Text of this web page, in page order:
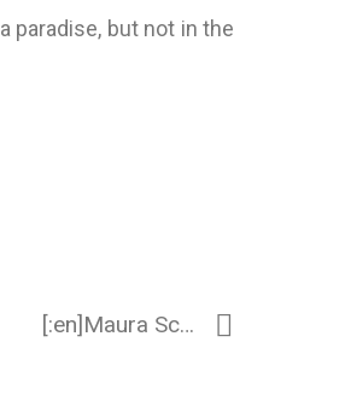
paradise, but not in the
[:en]Maura Schmitt: «THANK YOU»[:]